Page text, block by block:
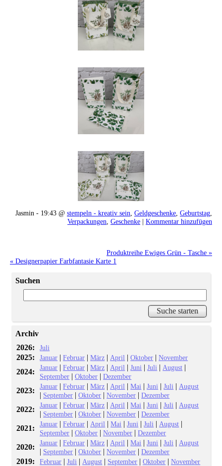
Jasmin - 19:43 @ stempeln - kreativ sein Geldgeschenke Geburtstag
Verpackungen Geschenke | Kommentar hinzufügen
Produktreihe Ewiges Grün - Tasche »
« Designerpapier Farbfantasie Karte 1
Suchen
Archiv
2026:
Juli
2025: Januar |Februar |März | April |Oktober |November
2024: Januar |Februar |März | April |Juni |Juli | August |
September |Oktober |Dezember
2023: Januar |Februar |März | April |Mai |Juni |Juli | August
| September |Oktober |November |Dezember
2022: Januar |Februar |März | April |Mai |Juni |Juli | August
| September |Oktober |November |Dezember
2021: Januar |Februar | April |Mai |Juni |Juli | August |
September |Oktober |November |Dezember
2020: Januar |Februar |März | April |Mai |Juni |Juli | August
| September |Oktober |November |Dezember
2019: Februar |Juli | August | September |Oktober |November